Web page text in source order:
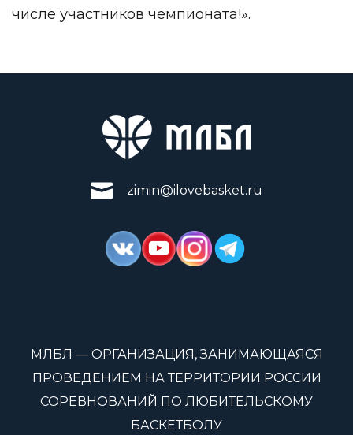
числе участников чемпионата!».
zimin@ilovebasket.ru
МЛБЛ — ОРГАНИЗАЦИЯ, ЗАНИМАЮЩАЯСЯ
ПРОВЕДЕНИЕМ НА ТЕРРИТОРИИ РОССИИ
СОРЕВНОВАНИЙ ПО ЛЮБИТЕЛЬСКОМУ
БАСКЕТБОЛУ